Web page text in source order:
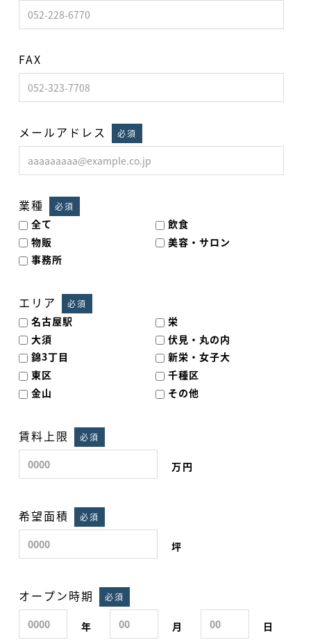
FAX
メールアドレス 必須
業種 必須
全て
飲食
物販
美容・サロン
事務所
エリア 必須
名古屋駅
栄
大須
伏見・丸の内
錦3丁目
新栄・女子大
東区
千種区
金山
その他
賃料上限 必須
万円
希望面積 必須
坪
オープン時期 必須
年 月 日